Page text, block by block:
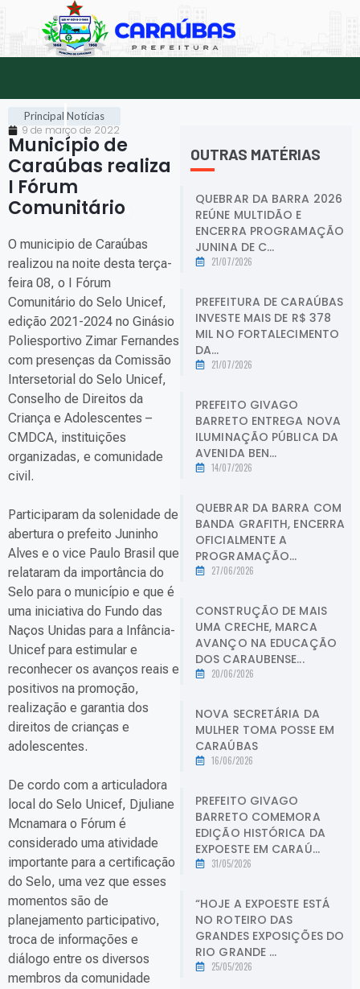
Principal Notícias
9 de março de 2022
Município de
Caraúbas realiza
I Fórum
Comunitário
O municipio de Caraúbas
realizou na noite desta terça-
feira 08, o I Fórum
Comunitário do Selo Unicef,
edição 2021-2024 no Ginásio
Poliesportivo Zimar Fernandes
com presenças da Comissão
Intersetorial do Selo Unicef,
Conselho de Direitos da
Criança e Adolescentes –
CMDCA, instituições
organizadas, e comunidade
civil.
Participaram da solenidade de
abertura o prefeito Juninho
Alves e o vice Paulo Brasil que
relataram da importância do
Selo para o município e que é
uma iniciativa do Fundo das
Naços Unidas para a Infância-
Unicef para estimular e
reconhecer os avanços reais e
positivos na promoção,
realização e garantia dos
direitos de crianças e
adolescentes.
De cordo com a articuladora
local do Selo Unicef, Djuliane
Mcnamara o Fórum é
considerado uma atividade
importante para a certificação
do Selo, uma vez que esses
momentos são de
planejamento participativo,
troca de informações e
diálogo entre os diversos
membros da comunidade
OUTRAS MATÉRIAS
QUEBRAR DA BARRA 2026
REÚNE MULTIDÃO E
ENCERRA PROGRAMAÇÃO
JUNINA DE C...
21/07/2026
PREFEITURA DE CARAÚBAS
INVESTE MAIS DE R$ 378
MIL NO FORTALECIMENTO
DA...
21/07/2026
PREFEITO GIVAGO
BARRETO ENTREGA NOVA
ILUMINAÇÃO PÚBLICA DA
AVENIDA BEN...
14/07/2026
QUEBRAR DA BARRA COM
BANDA GRAFITH, ENCERRA
OFICIALMENTE A
PROGRAMAÇÃO...
27/06/2026
CONSTRUÇÃO DE MAIS
UMA CRECHE, MARCA
AVANÇO NA EDUCAÇÃO
DOS CARAUBENSE...
20/06/2026
NOVA SECRETÁRIA DA
MULHER TOMA POSSE EM
CARAÚBAS
16/06/2026
PREFEITO GIVAGO
BARRETO COMEMORA
EDIÇÃO HISTÓRICA DA
EXPOESTE EM CARAÚ...
31/05/2026
“HOJE A EXPOESTE ESTÁ
NO ROTEIRO DAS
GRANDES EXPOSIÇÕES DO
RIO GRANDE ...
25/05/2026